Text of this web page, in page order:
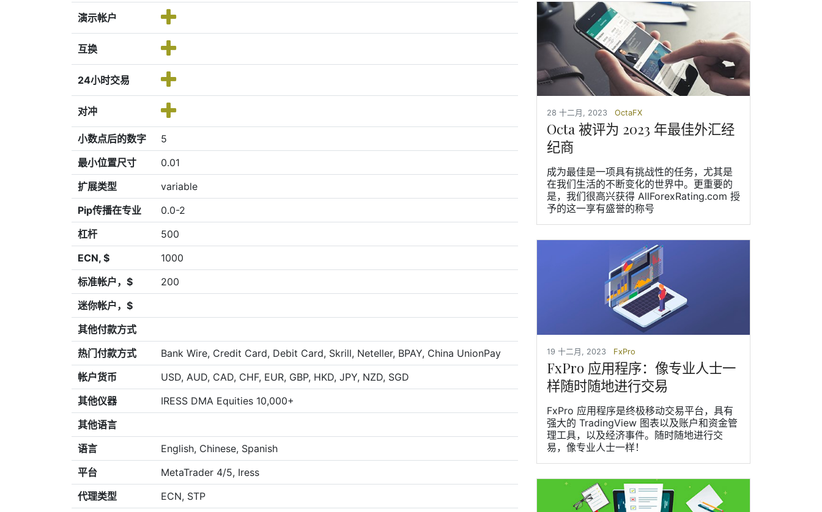
演示帐户
互换
24小时交易
对冲
小数点后的数字
5
最小位置尺寸
0.01
扩展类型
variable
Pip传播在专业
0.0-2
杠杆
500
ECN, $
1000
标准帐户，$
200
迷你帐户，$
其他付款方式
热门付款方式
Bank Wire, Credit Card, Debit Card, Skrill, Neteller, BPAY, China UnionPay
帐户货币
USD, AUD, CAD, CHF, EUR, GBP, HKD, JPY, NZD, SGD
其他仪器
IRESS DMA Equities 10,000+
其他语言
语言
English, Chinese, Spanish
平台
MetaTrader 4/5, Iress
代理类型
ECN, STP
28 十二月, 2023 OctaFX
Octa 被评为 2023 年最佳外汇经
纪商
成为最佳是一项具有挑战性的任务，尤其是
在我们生活的不断变化的世界中。更重要的
是，我们很高兴获得 AllForexRating.com 授
予的这一享有盛誉的称号
19 十二月, 2023 FxPro
FxPro 应用程序：像专业人士一
样随时随地进行交易
FxPro 应用程序是终极移动交易平台，具有
强大的 TradingView 图表以及账户和资金管
理工具，以及经济事件。随时随地进行交
易，像专业人士一样！